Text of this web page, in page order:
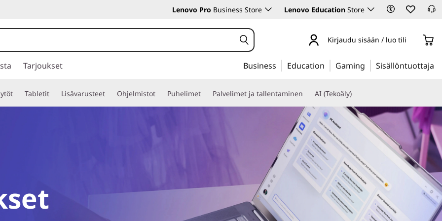
Lenovo Pro Business Store Lenovo Education Store
Kirjaudu sisään / luo tili
Tarjoukset Business Education Gaming Sisällöntuottaja
Tabletit Lisävarusteet Ohjelmistot Puhelimet Palvelimet ja tallentaminen AI (Tekoäly)